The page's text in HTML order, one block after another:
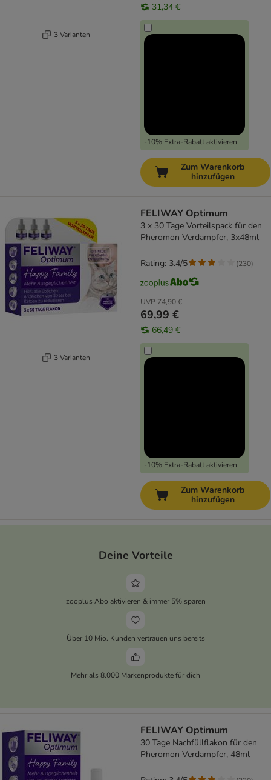
3 Varianten
31,34 €
-10% Extra-Rabatt aktivieren
Zum Warenkorb
hinzufügen
3 Varianten
FELIWAY Optimum
3 x 30 Tage Vorteilspack für den
Pheromon Verdampfer, 3x48ml
UVP 74,90 €
69,99 €
66,49 €
-10% Extra-Rabatt aktivieren
Rating: 3.4/5 (230)
Zum Warenkorb
hinzufügen
Deine Vorteile
zooplus Abo aktivieren & immer 5% sparen
Über 10 Mio. Kunden vertrauen uns bereits
Mehr als 8.000 Markenprodukte für dich
FELIWAY Optimum
30 Tage Nachfüllflakon für den
Pheromon Verdampfer, 48ml